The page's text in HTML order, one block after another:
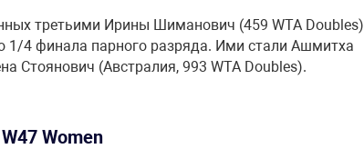
третьими Ирины Шиманович (459 WTA Doubles)
1/4 финала парного разряда. Ими стали Ашмитха
Стоянович (Австралия, 993 WTA Doubles).
Women